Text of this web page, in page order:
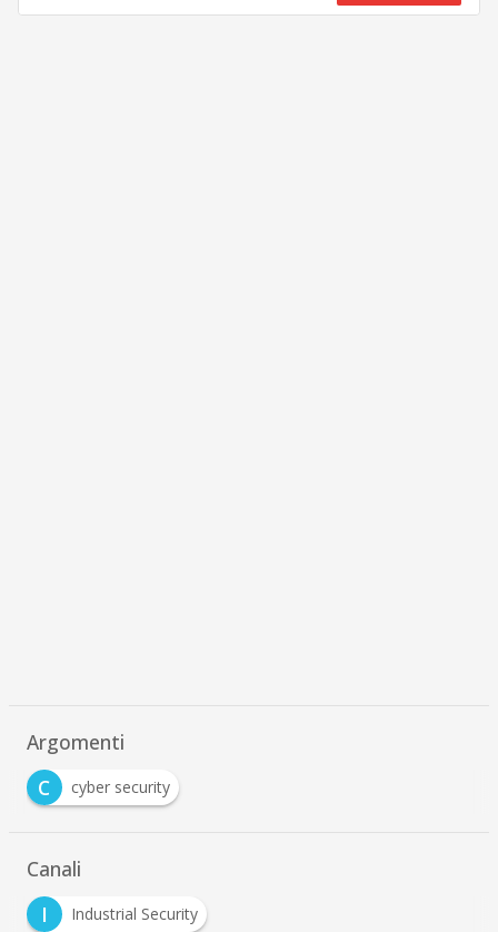
Argomenti
C
cyber security
Canali
I
Industrial Security